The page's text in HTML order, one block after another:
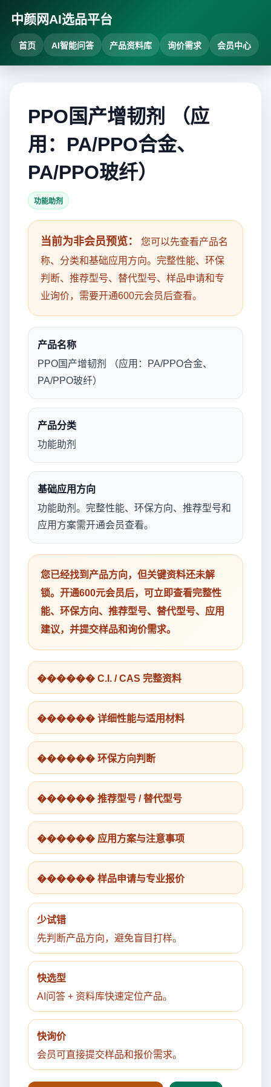
中颜网AI选品平台
首页 AI智能问答 产品资料库 询价需求 会员中心
PPO国产增韧剂 （应
用：PA/PPO合金、
PA/PPO玻纤）
功能助剂
当前为非会员预览：
您可以先查看产品名
称、分类和基础应用方向。完整性能、环保
判断、推荐型号、替代型号、样品申请和专
业询价，需要开通600元会员后查看。
产品名称
PPO国产增韧剂 （应用：PA/PPO合金、
PA/PPO玻纤）
产品分类
功能助剂
基础应用方向
功能助剂。完整性能、环保方向、推荐型号和
应用方案需开通会员查看。
您已经找到产品方向，但关键资料还未解
锁。开通600元会员后，可立即查看完整性
能、环保方向、推荐型号、替代型号、应用
建议，并提交样品和询价需求。
������ C.I. / CAS 完整资料
������ 详细性能与适用材料
������ 环保方向判断
������ 推荐型号 / 替代型号
������ 应用方案与注意事项
������ 样品申请与专业报价
少试错
先判断产品方向，避免盲目打样。
快选型
AI问答 + 资料库快速定位产品。
快询价
会员可直接提交样品和报价需求。